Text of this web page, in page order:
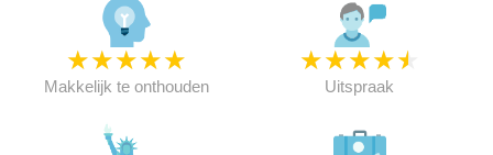
★★★★★
Makkelijk te onthouden
★★★★★
Uitspraak